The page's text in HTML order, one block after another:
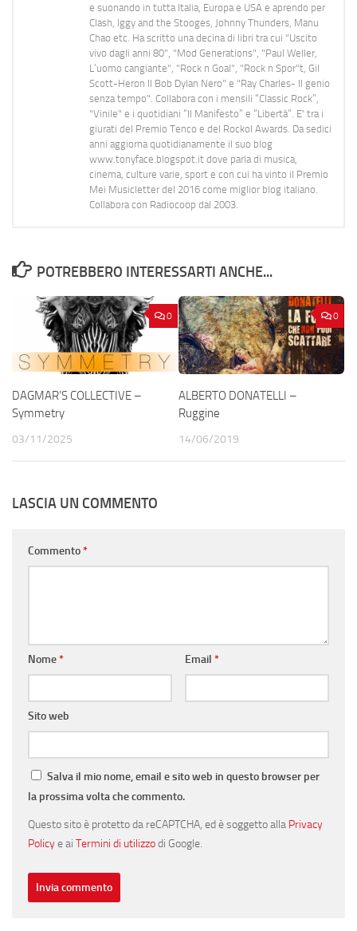
e suonando in tutta Italia, Europa e USA e aprendo per
Clash, Iggy and the Stooges, Johnny Thunders, Manu
Chao etc. Ha scritto una decina di libri tra cui "Uscito
vivo dagli anni 80", "Mod Generations", "Paul Weller,
L’uomo cangiante", "Rock n Goal", "Rock n Spor"t, Gil
Scott-Heron Il Bob Dylan Nero" e "Ray Charles- Il genio
senza tempo". Collabora con i mensili “Classic Rock”,
"Vinile" e i quotidiani “Il Manifesto” e “Libertà”. E' tra i
giurati del Premio Tenco e del Rockol Awards. Da sedici
anni aggiorna quotidianamente il suo blog
www.tonyface.blogspot.it dove parla di musica,
cinema, culture varie, sport e con cui ha vinto il Premio
Mei Musicletter del 2016 come miglior blog italiano.
Collabora con Radiocoop dal 2003.
POTREBBERO INTERESSARTI ANCHE...
0
DAGMAR’S COLLECTIVE –
Symmetry
03/11/2025
0
ALBERTO DONATELLI –
Ruggine
14/06/2019
LASCIA UN COMMENTO
Commento*
Nome* Email *
Sito web
Salva il mio nome, email e sito web in questo browser per
la prossima volta che commento.
Questo sito è protetto da reCAPTCHA, ed è soggetto alla Privacy
Policye ai Termini di utilizzodi Google.